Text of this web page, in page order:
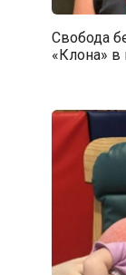
Свобода
«Клона» в